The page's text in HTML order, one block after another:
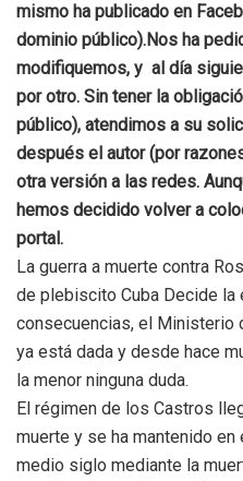
mismo ha publicado en
dominio público).Nos ha
modifiquemos, y al día
por otro. Sin tener la
público), atendimos a su
después el autor (por
otra versión a las redes.
hemos decidido volver a
portal.
La guerra a muerte contra
de plebiscito Cuba Decide la
consecuencias, el Ministerio
ya está dada y desde hace
la menor ninguna duda.
El régimen de los Castros
muerte y se ha mantenido
medio siglo mediante la